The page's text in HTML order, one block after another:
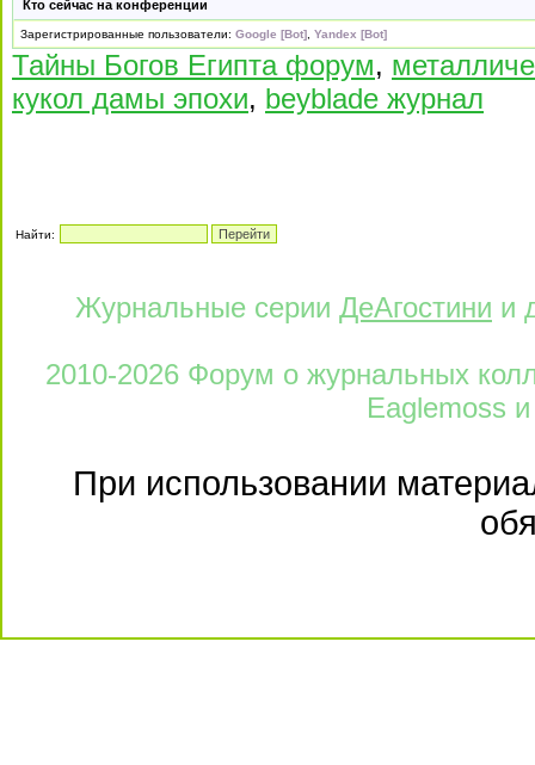
Кто сейчас на конференции
Зарегистрированные пользователи: Google [Bot] Yandex [Bot]
Тайны Богов Египта форум,
кукол дамы эпохи, beyblade журнал
Найти:
Журнальные серии ДеАгостини и
2010-2026 Форум о журнальных
Eaglemoss и
При использовании